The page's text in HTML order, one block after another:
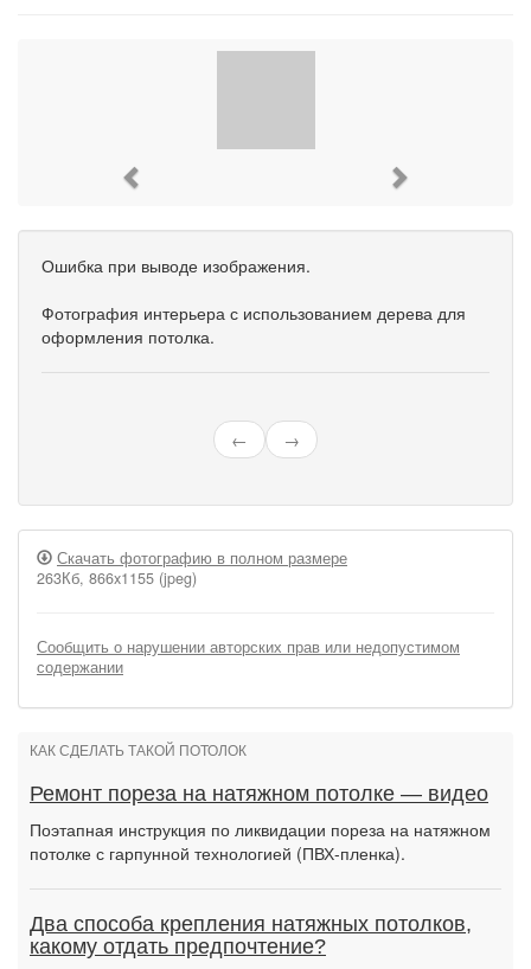
Ошибка при выводе изображения.
Фотография интерьера с использованием дерева для
оформления потолка.
← →
Скачать фотографию в полном размере
263Кб, 866x1155 (jpeg)
Сообщить о нарушении авторских прав или недопустимом
содержании
КАК СДЕЛАТЬ ТАКОЙ ПОТОЛОК
Ремонт пореза на натяжном потолке — видео
Поэтапная инструкция по ликвидации пореза на натяжном
потолке с гарпунной технологией (ПВХ-пленка).
Два способа крепления натяжных потолков,
какому отдать предпочтение?